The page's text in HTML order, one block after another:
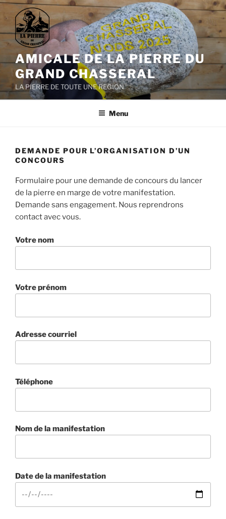
Aller
au
contenu
principal
AMICALE DE LA PIERRE DU
GRAND CHASSERAL
LA PIERRE DE TOUTE UNE REGION
Menu
DEMANDE POUR L’ORGANISATION D’UN
CONCOURS
Formulaire pour une demande de concours du lancer
de la pierre en marge de votre manifestation.
Demande sans engagement. Nous reprendrons
contact avec vous.
Votre nom
Votre prénom
Adresse courriel
Téléphone
Nom de la manifestation
Date de la manifestation